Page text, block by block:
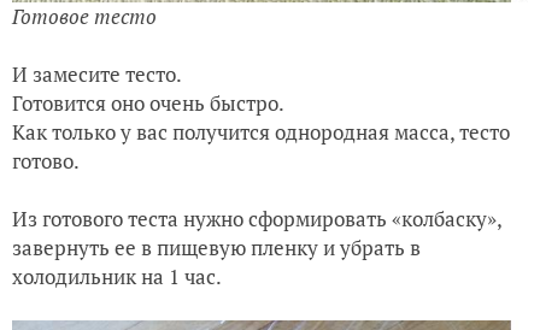
Готовое тесто
И замесите тесто.
Готовится оно очень быстро.
Как только у вас получится однородная масса, тесто
готово.
Из готового теста нужно сформировать «колбаску»,
завернуть ее в пищевую пленку и убрать в
холодильник на 1 час.